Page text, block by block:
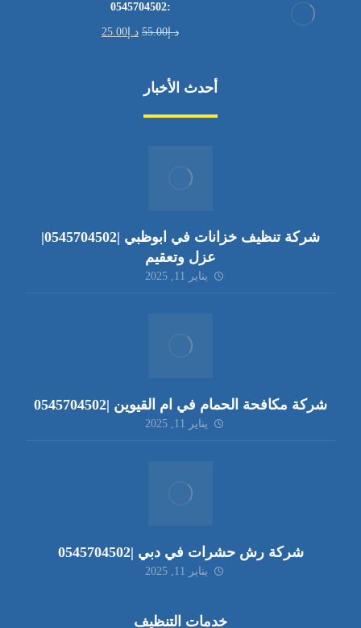
:0545704502
د.إ55.00 د.إ 25.00
أحدث الأخبار
شركة تنظيف خزانات في ابوظبي |0545704502|
عزل وتعقيم
يناير 11, 2025
شركة مكافحة الحمام في ام القيوين |0545704502
يناير 11, 2025
شركة رش حشرات في دبي |0545704502
يناير 11, 2025
خدمات التنظيف